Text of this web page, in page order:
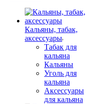
Кальяны, табак,
аксессуары
Табак для
кальяна
Кальяны
Уголь для
кальяна
Аксессуары
для кальяна